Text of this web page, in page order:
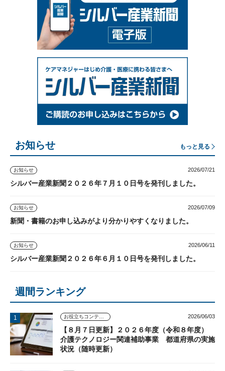
お知らせ もっと見る
お知らせ 2026/07/21
シルバー産業新聞２０２６年７月１０日号を発刊しました。
お知らせ 2026/07/09
新聞・書籍のお申し込みがより分かりやすくなりました。
お知らせ 2026/06/11
シルバー産業新聞２０２６年６月１０日号を発刊しました。
週間ランキング
2026/06/03
【８月７日更新】２０２６年度（令和８年度）
介護テクノロジー関連補助事業 都道府県の実施
状況（随時更新）